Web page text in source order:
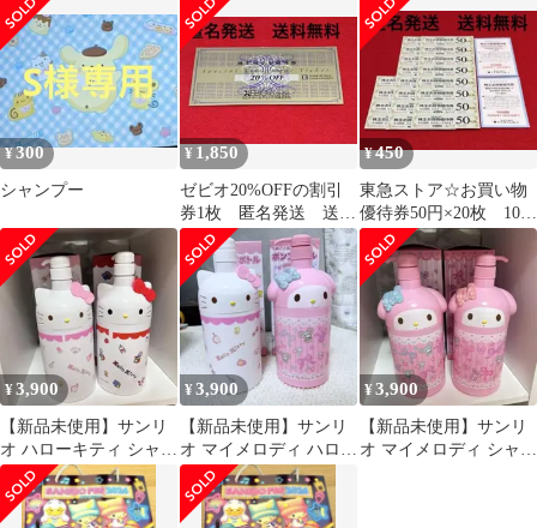
ト
¥300
シャンプー
¥ 1,850
ゼビオ20%OFFの割引
券1枚 匿名発送 送料
無料
¥450
東急ストア☆お買い物
優待券50円×20枚 1000
円分と買い物10%割引
券2枚
¥3,900
【新品未使用】サンリ
オ ハローキティ シャン
プーボトル 2本セット
¥3,900
【新品未使用】サンリ
オ マイメロディ ハロー
キティ シャンプーボト
ル 2本セット
¥3,900
【新品未使用】サンリ
オ マイメロディ シャン